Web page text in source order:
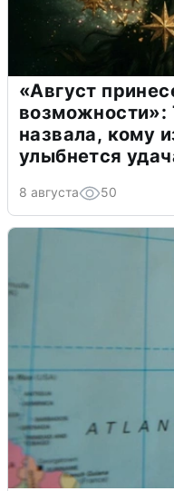
«Август
возможности»:
назвала, кому
улыбнется
8 августа 50